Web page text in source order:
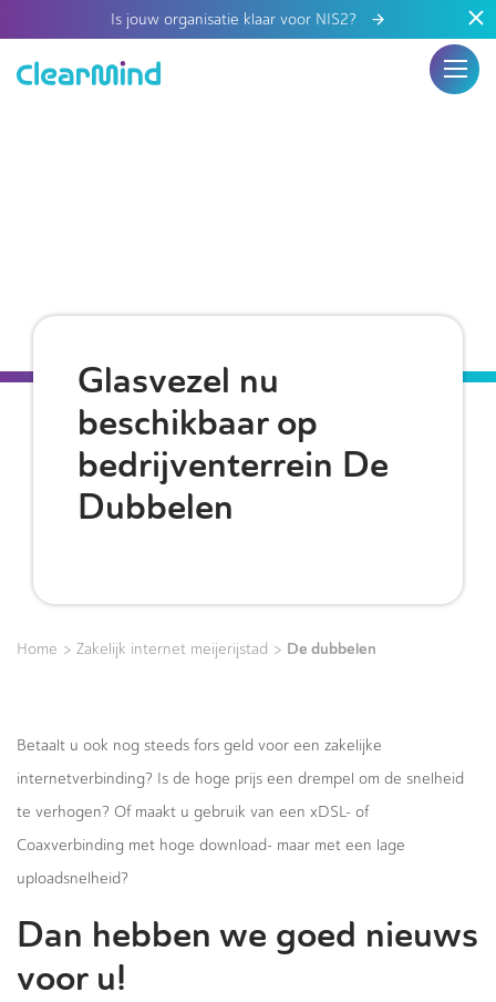
Is jouw organisatie klaar voor NIS2?
Glasvezel nu
beschikbaar op
bedrijventerrein De
Dubbelen
Home > Zakelijk internet meijerijstad > De dubbelen
Betaalt u ook nog steeds fors geld voor een zakelijke
internetverbinding? Is de hoge prijs een drempel om de snelheid
te verhogen? Of maakt u gebruik van een xDSL- of
Coaxverbinding met hoge download- maar met een lage
uploadsnelheid?
Dan hebben we goed nieuws
voor u!